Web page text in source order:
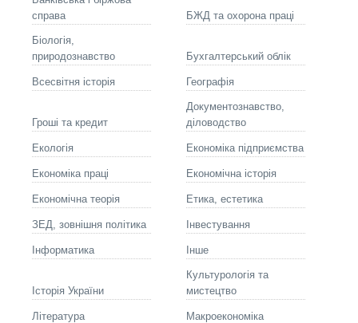
справа
БЖД та охорона праці
Біологія,
природознавство
Бухгалтерський облік
Всесвітня історія Географія
Гроші та кредит
Документознавство,
діловодство
Екологія Економіка підприємства
Економіка праці Економічна історія
Економічна теорія Етика, естетика
ЗЕД, зовнішня політика Інвестування
Інформатика Інше
Історія України
Культурологія та
мистецтво
Літературa Макроекономіка